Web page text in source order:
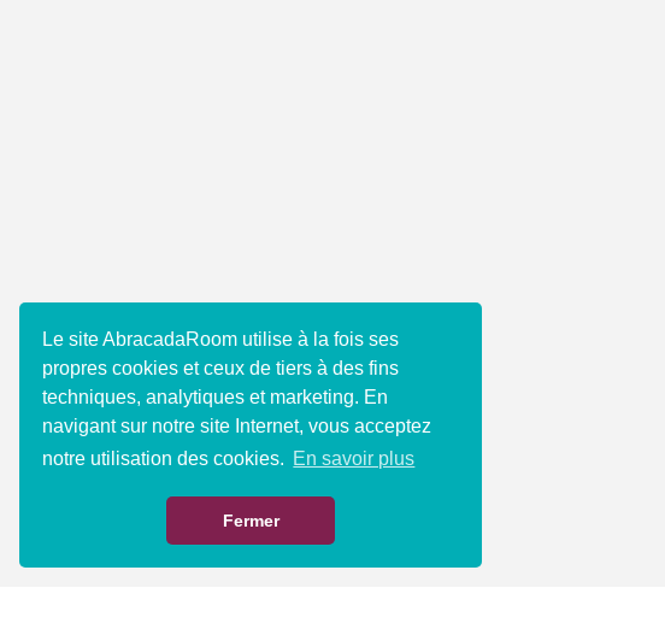
Le site AbracadaRoom utilise à la fois ses
propres cookies et ceux de tiers à des fins
techniques, analytiques et marketing. En
navigant sur notre site Internet, vous acceptez
notre utilisation des cookies. En savoir plus
Fermer